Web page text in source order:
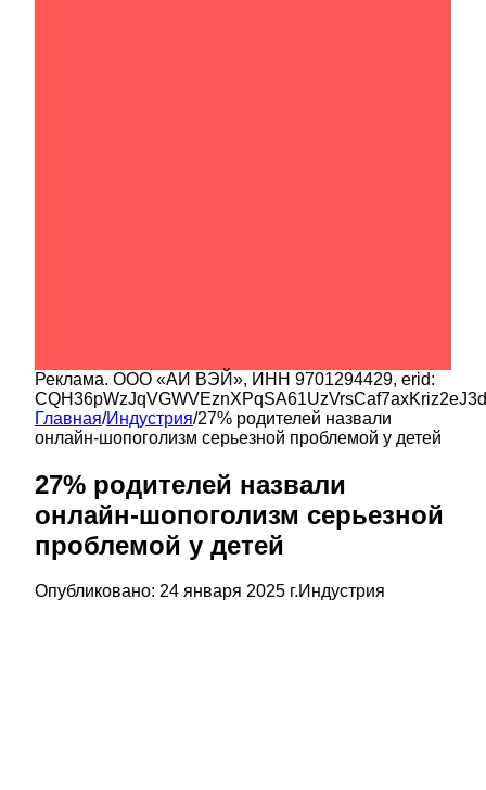
Реклама. ООО «АИ ВЭЙ», ИНН 9701294429, erid:
Главная/Индустрия/27% родителей назвали
онлайн-шопоголизм серьезной проблемой у детей
27% родителей назвали
онлайн-шопоголизм серьезной
проблемой у детей
Опубликовано: 24 января 2025 г.Индустрия